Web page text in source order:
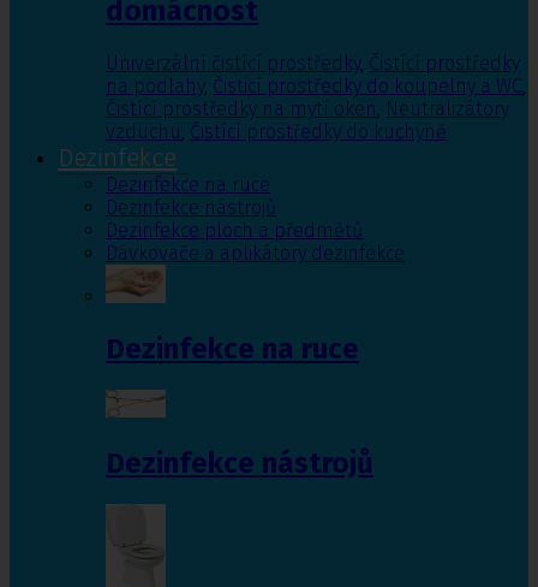
domácnost
Univerzální čistící prostředky, Čistící prostředky
na podlahy, Čisticí prostředky do koupelny a WC,
Čistící prostředky na mytí oken, Neutralizátory
vzduchu, Čistící prostředky do kuchyně
Dezinfekce
Dezinfekce na ruce
Dezinfekce nástrojů
Dezinfekce ploch a předmětů
Dávkovače a aplikátory dezinfekce
Dezinfekce na ruce
Dezinfekce nástrojů